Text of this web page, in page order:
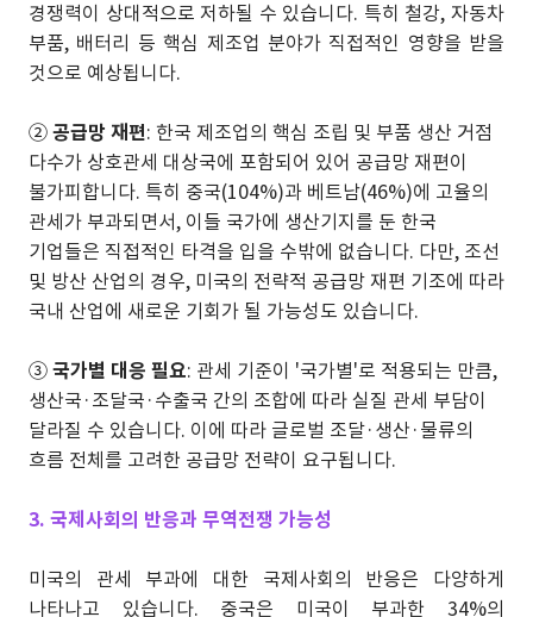
경쟁력이 상대적으로 저하될 수 있습니다. 특히 철강, 자동차
부품, 배터리 등 핵심 제조업 분야가 직접적인 영향을 받을
것으로 예상됩니다.
② 공급망 재편: 한국 제조업의 핵심 조립 및 부품 생산 거점
다수가 상호관세 대상국에 포함되어 있어 공급망 재편이
불가피합니다. 특히 중국(104%)과 베트남(46%)에 고율의
관세가 부과되면서, 이들 국가에 생산기지를 둔 한국
기업들은 직접적인 타격을 입을 수밖에 없습니다. 다만, 조선
및 방산 산업의 경우, 미국의 전략적 공급망 재편 기조에 따라
국내 산업에 새로운 기회가 될 가능성도 있습니다.
③ 국가별 대응 필요: 관세 기준이 '국가별'로 적용되는 만큼,
생산국·조달국·수출국 간의 조합에 따라 실질 관세 부담이
달라질 수 있습니다. 이에 따라 글로벌 조달·생산·물류의
흐름 전체를 고려한 공급망 전략이 요구됩니다.
3. 국제사회의 반응과 무역전쟁 가능성
미국의 관세 부과에 대한 국제사회의 반응은 다양하게
나타나고 있습니다. 중국은 미국이 부과한 34%의